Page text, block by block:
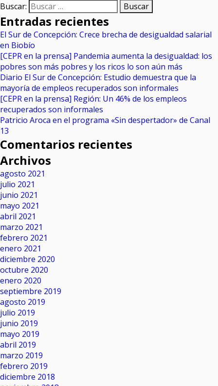
Buscar:
Entradas recientes
El Sur de Concepción: Crece brecha de desigualdad salarial
en Biobío
[CEPR en la prensa] Pandemia aumenta la desigualdad: los
pobres son más pobres y los ricos lo son aún más
Diario El Sur de Concepción: Estudio demuestra que la
mayoría de empleos recuperados son informales
[CEPR en la prensa] Región: Un 46% de los empleos
recuperados son informales
Patricio Aroca en el programa «Sin despertador» de Canal
13
Comentarios recientes
Archivos
agosto 2021
julio 2021
junio 2021
mayo 2021
abril 2021
marzo 2021
febrero 2021
enero 2021
diciembre 2020
octubre 2020
enero 2020
septiembre 2019
agosto 2019
julio 2019
junio 2019
mayo 2019
abril 2019
marzo 2019
febrero 2019
diciembre 2018